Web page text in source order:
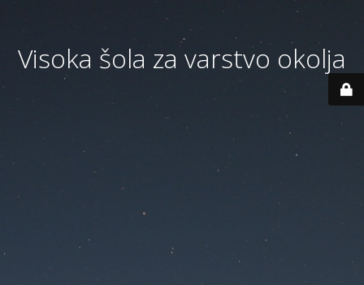
Visoka šola za varstvo okolja